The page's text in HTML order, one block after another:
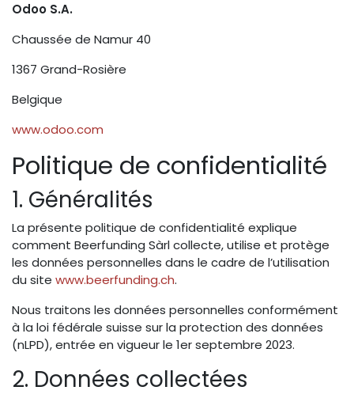
Odoo S.A.
Chaussée de Namur 40
1367 Grand-Rosière
Belgique
www.odoo.com
Politique de confidentialité
1. Généralités
La présente politique de confidentialité explique
comment Beerfunding Sàrl collecte, utilise et protège
les données personnelles dans le cadre de l’utilisation
du site www.beerfunding.ch.
Nous traitons les données personnelles conformément
à la loi fédérale suisse sur la protection des données
(nLPD), entrée en vigueur le 1er septembre 2023.
2. Données collectées